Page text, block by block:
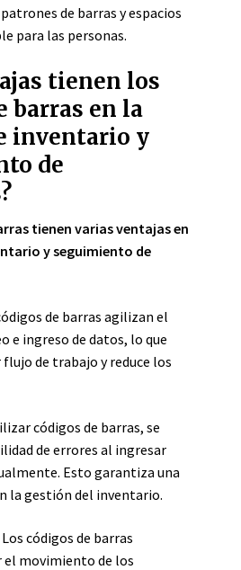
de barras y espacios
para las personas.
tienen los
barras en la
inventario y
de
tienen varias ventajas en
y seguimiento de
de barras agilizan el
e ingreso de datos, lo que
de trabajo y reduce los
códigos de barras, se
de errores al ingresar
Esto garantiza una
la gestión del inventario.
Los códigos de barras
movimiento de los